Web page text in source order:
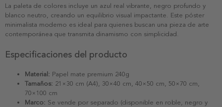
La paleta de colores incluye un azul real vibrante, negro profundo y
blanco neutro, creando un equilibrio visual impactante. Este póster
minimalista moderno es ideal para quienes buscan una pieza de arte
contemporánea que transmita dinamismo con simplicidad.
Especificaciones del producto
Material: Papel mate premium 240g
Tamaños: 21×30 cm (A4), 30×40 cm, 40×50 cm, 50×70 cm,
70×100 cm
Marco: Se vende por separado (disponible en roble, negro y